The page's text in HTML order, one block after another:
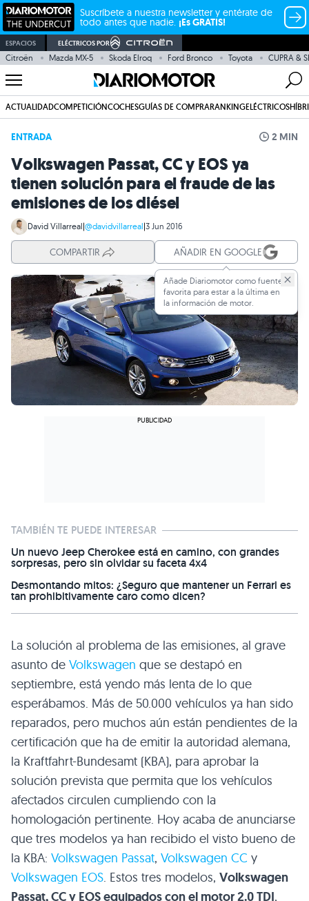
Suscríbete a nuestra newsletter y entérate de
todo antes que nadie. ¡Es GRATIS!
ESPACIOS ELÉCTRICOS POR
Citroën Mazda MX-5 Skoda Elroq Ford Bronco Toyota CUPRA &
ACTUALIDADCOMPETICIÓNCOCHESGUÍAS DE COMPRARANKINGELÉCTRICOS
ENTRADA 2 MIN
Volkswagen Passat, CC y EOS ya
tienen solución para el fraude de las
emisiones de los diésel
David Villarreal|@davidvillarreal|3 Jun 2016
COMPARTIR AÑADIR EN GOOGLE
Añade Diariomotor como fuente
favorita para estar a la última en
la información de motor.
TAMBIÉN TE PUEDE INTERESAR
Un nuevo Jeep Cherokee está en camino, con grandes
sorpresas, pero sin olvidar su faceta 4x4
Desmontando mitos: ¿Seguro que mantener un Ferrari es
tan prohibitivamente caro como dicen?
La solución al problema de las emisiones, al grave
asunto de Volkswagen que se destapó en
septiembre, está yendo más lenta de lo que
esperábamos. Más de 50.000 vehículos ya han sido
reparados, pero muchos aún están pendientes de la
certificación que ha de emitir la autoridad alemana,
la Kraftfahrt-Bundesamt (KBA), para aprobar la
solución prevista que permita que los vehículos
afectados circulen cumpliendo con la
homologación pertinente. Hoy acaba de anunciarse
que tres modelos ya han recibido el visto bueno de
la KBA: Volkswagen Passat, Volkswagen CC y
Volkswagen EOS. Estos tres modelos, Volkswagen
Passat, CC y EOS equipados con el motor 2.0 TDI,